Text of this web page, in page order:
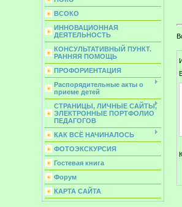
ВСОКО
ИННОВАЦИОННАЯ
ДЕЯТЕЛЬНОСТЬ
КОНСУЛЬТАТИВНЫЙ ПУНКТ.
РАННЯЯ ПОМОЩЬ
ПРОФОРИЕНТАЦИЯ
Распорядительные акты о
приеме детей
СТРАНИЦЫ, ЛИЧНЫЕ САЙТЫ,
ЭЛЕКТРОННЫЕ ПОРТФОЛИО
ПЕДАГОГОВ
КАК ВСЁ НАЧИНАЛОСЬ
ФОТОЭКСКУРСИЯ
Гостевая книга
Форум
КАРТА САЙТА